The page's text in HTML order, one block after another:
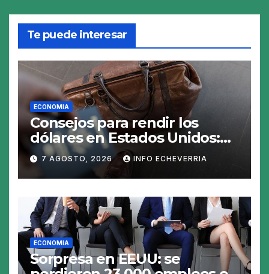
Te puede interesar
ECONOMIA
Consejos para rendir los
dólares en Estados Unidos:
claves para no gastar de más
en el viaje
7 AGOSTO, 2026 INFO ECHEVERRIA
ECONOMIA
Sorpresa en EEUU: se